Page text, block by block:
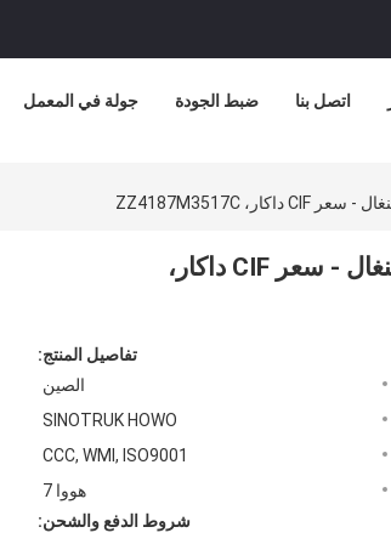
جولة في المعمل ضبط الجودة اتصل بنا
290HP Sinotruk HOWO 4×2 شاحنة جرار للبيع في السنغال - سعر CIF داكار،
تفاصيل المنتج:
الصين
SINOTRUK HOWO
CCC, WMI, ISO9001
هووا 7
شروط الدفع والشحن: